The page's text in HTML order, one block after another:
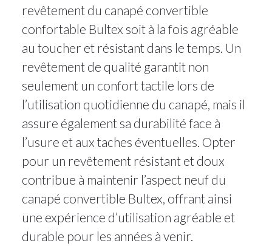
revêtement du canapé convertible
confortable Bultex soit à la fois agréable
au toucher et résistant dans le temps. Un
revêtement de qualité garantit non
seulement un confort tactile lors de
l’utilisation quotidienne du canapé, mais il
assure également sa durabilité face à
l’usure et aux taches éventuelles. Opter
pour un revêtement résistant et doux
contribue à maintenir l’aspect neuf du
canapé convertible Bultex, offrant ainsi
une expérience d’utilisation agréable et
durable pour les années à venir.